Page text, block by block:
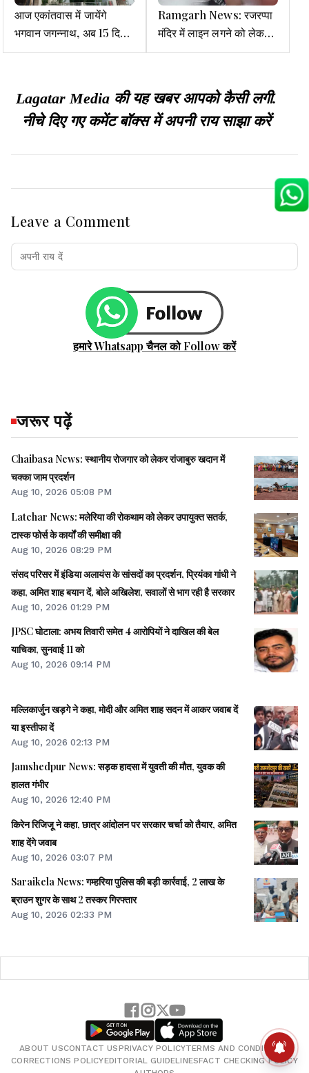
आज एकांतवास में जायेंगे
भगवान जगन्नाथ, अब 15 दिनों
तक नहीं होंगे दर्शन, रथयात्रा
Ramgarh News: रजरप्पा
मंदिर में लाइन लगने को लेकर
विवाद, जमकर चले लात घूसे
Lagatar Media की यह खबर आपको कैसी लगी.
नीचे दिए गए कमेंट बॉक्स में अपनी राय साझा करें
Leave a Comment
हमारे Whatsapp चैनल को Follow करें
जरूर पढ़ें
Chaibasa News: स्थानीय रोजगार को लेकर रांजाबुरु खदान में
चक्का जाम प्रदर्शन
Aug 10, 2026 05:08 PM
Latehar News: मलेरिया की रोकथाम को लेकर उपायुक्त सतर्क,
टास्क फोर्स के कार्यों की समीक्षा की
Aug 10, 2026 08:29 PM
संसद परिसर में इंडिया अलायंस के सांसदों का प्रदर्शन, प्रियंका गांधी ने
कहा, अमित शाह बयान दें, बोले अखिलेश, सवालों से भाग रही है सरकार
Aug 10, 2026 01:29 PM
JPSC घोटाला: अभय तिवारी समेत 4 आरोपियों ने दाखिल की बेल
याचिका, सुनवाई 11 को
Aug 10, 2026 09:14 PM
मल्लिकार्जुन खड़गे ने कहा, मोदी और अमित शाह सदन में आकर जवाब दें
या इस्तीफा दें
Aug 10, 2026 02:13 PM
Jamshedpur News: सड़क हादसा में युवती की मौत, युवक की
हालत गंभीर
Aug 10, 2026 12:40 PM
किरेन रिजिजू ने कहा, छात्र आंदोलन पर सरकार चर्चा को तैयार, अमित
शाह देंगे जवाब
Aug 10, 2026 03:07 PM
Saraikela News: गम्हरिया पुलिस की बड़ी कार्रवाई, 2 लाख के
ब्राउन शुगर के साथ 2 तस्कर गिरफ्तार
Aug 10, 2026 02:33 PM
ABOUT USCONTACT USPRIVACY POLICYTERMS AND CONDITIONS
CORRECTIONS POLICYEDITORIAL GUIDELINESFACT CHECKING POLICY